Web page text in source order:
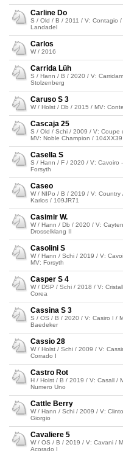
Carline Do
S / Old / B / 2011 / V: Contagio /
Landadel
Carlos
W / 2016
Carrida Lüh
S / Hann / B / 2020 / V:
Stolzenberg
Caruso S 3
W / Holst / Db / 2015 / MV:
Cascaja 25
S / Old / Schi / 2009 / V: Coupe
MV: Noble Champion / 104XX39
Casella S
S / Hann / F / 2020 / V: Cavoiro
Forsyth
Caseo
W / NIPo / B / 2019 / V: Country
Karlos / 109JR71
Casimir W.
W / Hann / Db / 2020 / V:
Drosselklang II
Casolini S
W / Hann / Schi / 2019 / V:
MV: Forsyth
Casper S 4
W / DSP / Schi / 2018 / V:
Corea
Cassina S 3
S / OS / B / 2020 / V: Casiro I /
Baedeker
Cassio 28
W / Holst / Schi / 2009 / V:
Corrado I
Castro Rot
H / Holst / B / 2019 / V: Casall /
Numero Uno
Cattle Berry
W / Hann / Schi / 2009 / V:
Giorgio
Cavaliere 5
W / OS / B / 2019 / V: Cavani /
Acorado I